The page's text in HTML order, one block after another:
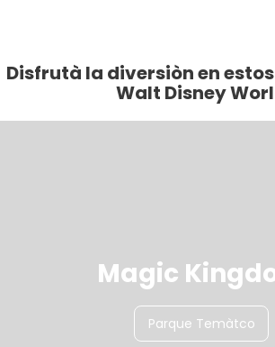
Disfrutà la diversiòn en
Walt Disney
Magic
Parque Temàtco